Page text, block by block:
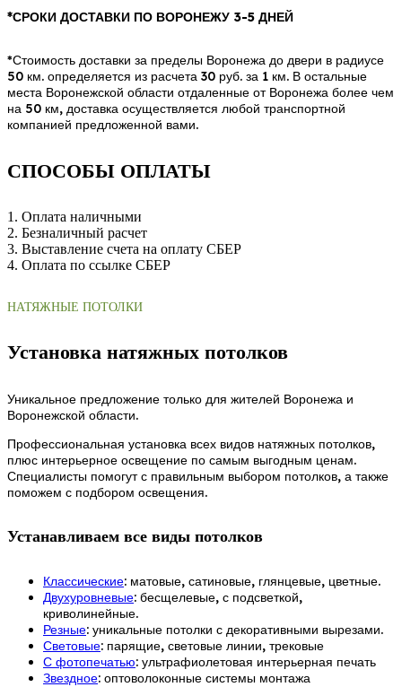
*СРОКИ ДОСТАВКИ ПО ВОРОНЕЖУ 3-5 ДНЕЙ
*Стоимость доставки за пределы Воронежа до двери в радиусе
50 км. определяется из расчета 30 руб. за 1 км. В остальные
места Воронежской области отдаленные от Воронежа более чем
на 50 км, доставка осуществляется любой транспортной
компанией предложенной вами.
СПОСОБЫ ОПЛАТЫ
1. Оплата наличными
2. Безналичный расчет
3. Выставление счета на оплату СБЕР
4. Оплата по ссылке СБЕР
НАТЯЖНЫЕ ПОТОЛКИ
Установка натяжных потолков
Уникальное предложение только для жителей Воронежа и
Воронежской области.
Профессиональная установка всех видов натяжных потолков,
плюс интерьерное освещение по самым выгодным ценам.
Специалисты помогут с правильным выбором потолков, а также
поможем с подбором освещения.
Устанавливаем все виды потолков
Классические: матовые, сатиновые, глянцевые, цветные.
Двухуровневые: бесщелевые, с подсветкой,
криволинейные.
Резные: уникальные потолки с декоративными вырезами.
Световые: парящие, световые линии, трековые
С фотопечатью: ультрафиолетовая интерьерная печать
Звездное: оптоволоконные системы монтажа